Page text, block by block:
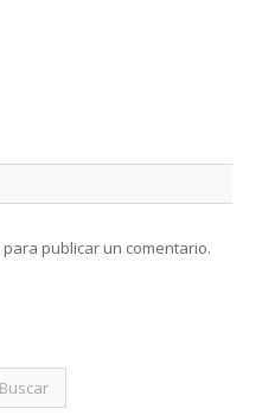
para publicar un comentario.